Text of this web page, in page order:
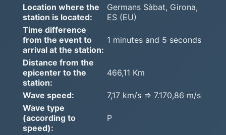
Location where the
station is located:
Germans Sàbat, Girona,
ES (EU)
Time difference
from the event to
arrival at the station:
1 minutes and 5 seconds
Distance from the
epicenter to the
station:
466,11 Km
Wave speed:
7,17 km/s => 7.170,86 m/s
Wave type
(according to
speed):
P